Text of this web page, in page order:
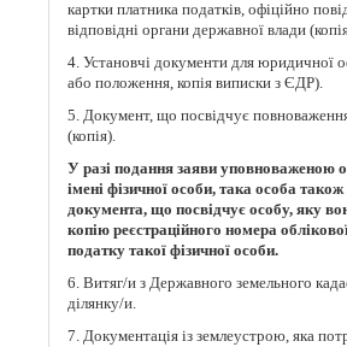
картки платника податків, офіційно
відповідні органи державної влади
4. Установчі документи для юридичної
або положення, копія виписки з ЄДР).
5. Документ, що посвідчує
(копія).
У разі подання заяви уповноваженою
імені фізичної особи, така особа
документа, що посвідчує особу, яку
копію реєстраційного номера
податку такої фізичної особи.
6. Витяг/и з Державного земельного
ділянку/и.
7. Документація із землеустрою, яка